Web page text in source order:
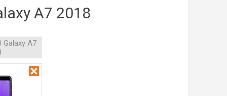
A7 2018
Galaxy A7